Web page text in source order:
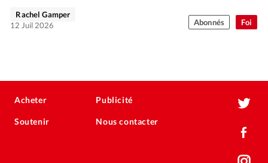
Foi
Rachel Gamper
12 Juil 2026
Abonnés
Acheter
Soutenir
Publicité
Nous contacter